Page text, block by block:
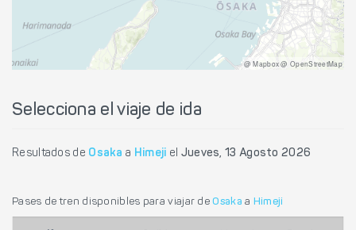
@ Mapbox @ OpenStreetMap
Selecciona el viaje de ida
Resultados de Osaka a Himeji el Jueves, 13 Agosto 2026
Pases de tren disponibles para viajar deOsaka a Himeji